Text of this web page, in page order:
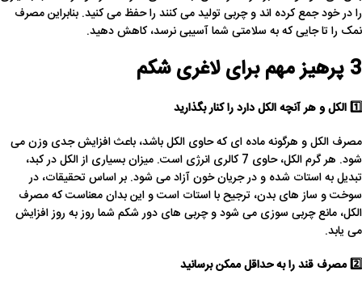
را در خود جمع کرده اند و چربی تولید می کنند را حفظ می کنید. بنابراین مصرف
نمک را تا جایی که به سلامتی شما آسیبی نرسد، کاهش دهید.
3 پرهیز مهم برای لاغری شکم
1️⃣ الکل و هر آنچه الکل دارد را کنار بگذارید
مصرف الکل و هرگونه ماده ای که حاوی الکل باشد، باعث افزایش جدی وزن می
شود. هر گرم الکل، حاوی 7 کالری انرژی است. میزان بسیاری از الکل در کبد،
تبدیل به استات شده و در جریان خون آزاد می شود. بر اساس تحقیقات، در
سوخت و ساز های بدن، ترجیح با استات است و این بدان معناست که مصرف
الکل، مانع چربی سوزی می شود و چربی های دور شکم شما روز به روز افزایش
می یابد.
2️⃣ مصرف قند را به حداقل ممکن برسانید